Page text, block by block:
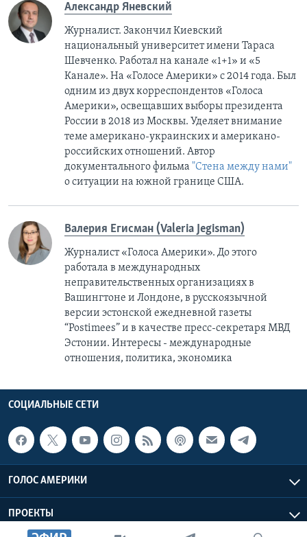
Александр Яневский
Журналист. Закончил Киевский
национальный университет имени Тараса
Шевченко. Работал на канале «1+1» и «5
Канале». На «Голосе Америки» с 2014 года. Был
одним из двух корреспондентов «Голоса
Америки», освещавших выборы президента
России в 2018 из Москвы. Уделяет внимание
теме американо-украинских и американо-
российских отношений. Автор
документального фильма "Стена между нами"
о ситуации на южной границе США.
Валерия Егисман (Valeria Jegisman)
Журналист «Голоса Америки». До этого
работала в международных
неправительственных организациях в
Вашингтоне и Лондоне, в русскоязычной
версии эстонской ежедневной газеты
“Postimees” и в качестве пресс-секретаря МВД
Эстонии. Интересы - международные
отношения, политика, экономика
СОЦИАЛЬНЫЕ СЕТИ
ГОЛОС АМЕРИКИ
ПРОЕКТЫ